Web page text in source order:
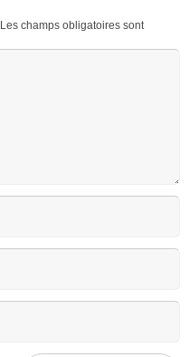
Les champs obligatoires sont